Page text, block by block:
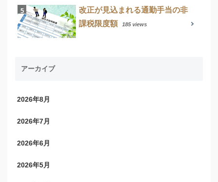
改正が見込まれる通勤手当の非
課税限度額
185 views
アーカイブ
2026年8月
2026年7月
2026年6月
2026年5月